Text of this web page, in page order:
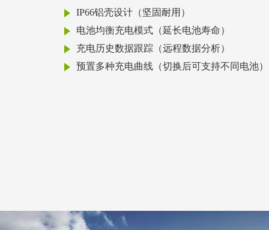
IP66铝壳设计（坚固耐用）
电池均衡充电模式（延长电池寿命）
充电历史数据跟踪（远程数据分析）
预置多种充电曲线（切换后可支持不同电池）